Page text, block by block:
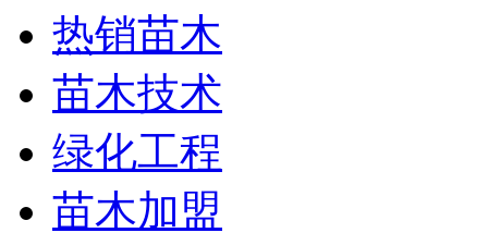
热销苗木
苗木技术
绿化工程
苗木加盟